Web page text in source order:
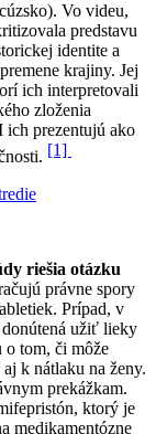
Vo videu,
predstavu
identite a
krajiny. Jej
ich interpretovali
zloženia
ich prezentujú ako
[1]
riešia otázku
právne spory
Prípad, v
užiť lieky
o tom, či môže
k nátlaku na ženy.
prekážkam.
ktorý je
medikamentózne